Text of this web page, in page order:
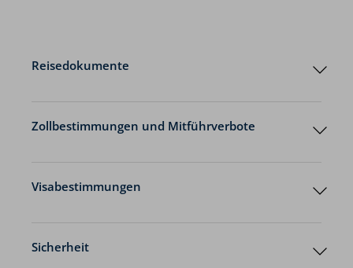
Reisedokumente
Zollbestimmungen und Mitführverbote
Bestimmungen der Europäischen Union
Visabestimmungen
Sicherheit